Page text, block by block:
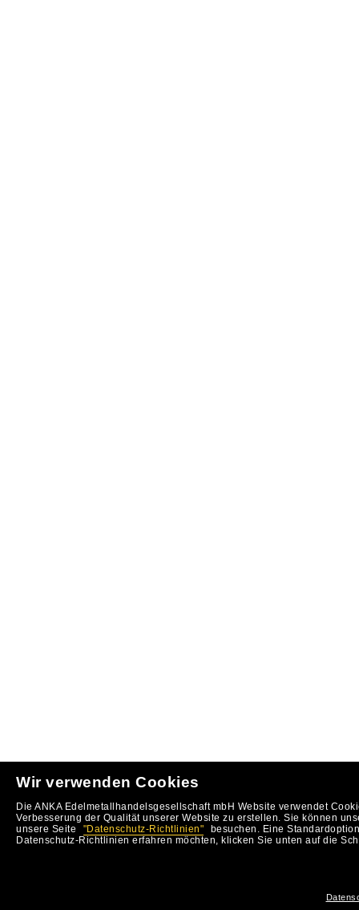
Wir verwenden Cookies
Die ANKA Edelmetallhandelsgesellschaft mbH Website verwendet
Verbesserung der Qualität unserer Website zu erstellen. Sie können
unsere Seite
"Datenschutz-Richtlinien"
besuchen. Eine
Datenschutz-Richtlinien erfahren möchten, klicken Sie unten auf die